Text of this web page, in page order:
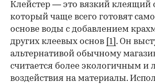
Клейстер — это вязкий клеящий
который чаще всего готовят
основе воды с добавлением
других клеевых основ [1] . Он
альтернативой обычному
считается более экологичным и
воздействия на материалы.